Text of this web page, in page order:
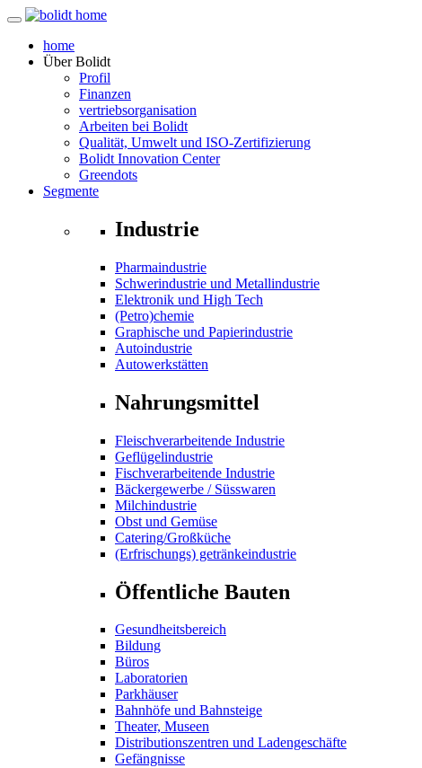
home
ÜberBolidt
Profil
Finanzen
vertriebsorganisation
Arbeiten bei Bolidt
Qualität, Umwelt und ISO-Zertifizierung
Bolidt Innovation Center
Greendots
Segmente
Industrie
Pharmaindustrie
Schwerindustrie und Metallindustrie
Elektronik und High Tech
(Petro)chemie
Graphische und Papierindustrie
Autoindustrie
Autowerkstätten
Nahrungsmittel
Fleischverarbeitende Industrie
Geflügelindustrie
Fischverarbeitende Industrie
Bäckergewerbe / Süsswaren
Milchindustrie
Obst und Gemüse
Catering/Großküche
(Erfrischungs) getränkeindustrie
Öffentliche Bauten
Gesundheitsbereich
Bildung
Büros
Laboratorien
Parkhäuser
Bahnhöfe und Bahnsteige
Theater, Museen
Distributionszentren und Ladengeschäfte
Gefängnisse